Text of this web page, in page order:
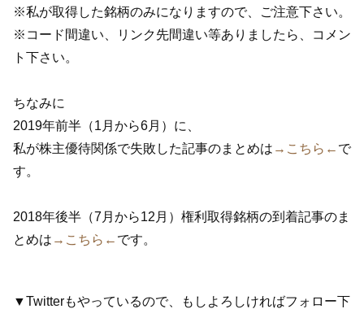
※私が取得した銘柄のみになりますので、ご注意下さい。
※コード間違い、リンク先間違い等ありましたら、コメン
ト下さい。
ちなみに
2019年前半（1月から6月）に、
私が株主優待関係で失敗した記事のまとめは →こちら← で
す。
2018年後半（7月から12月）権利取得銘柄の到着記事のま
とめは →こちら← です。
▼Twitterもやっているので、もしよろしければフォロー下